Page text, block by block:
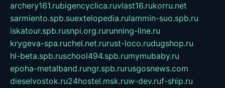
archery161.rubigencyclica.ruvlast16.rukorru.net
sarmiento.spb.suextelopedia.rulammin-suo.spb.ru
iskatour.spb.rusnpi.org.rurunning-line.ru
krygeva-spa.ruchel.net.rurust-loco.rudugshop.ru
hl-beta.spb.ruschool494.spb.rumymubaby.ru
epoha-metalband.rungr.spb.rurusgosnews.com
dieselvostok.ru24hostel.msk.ruw-dev.ruf-ship.ru